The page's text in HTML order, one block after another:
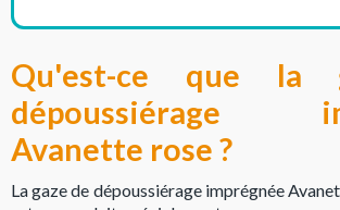
Qu'est-ce que la
dépoussiérage
Avanette rose ?
La gaze de dépoussiérage imprégnée